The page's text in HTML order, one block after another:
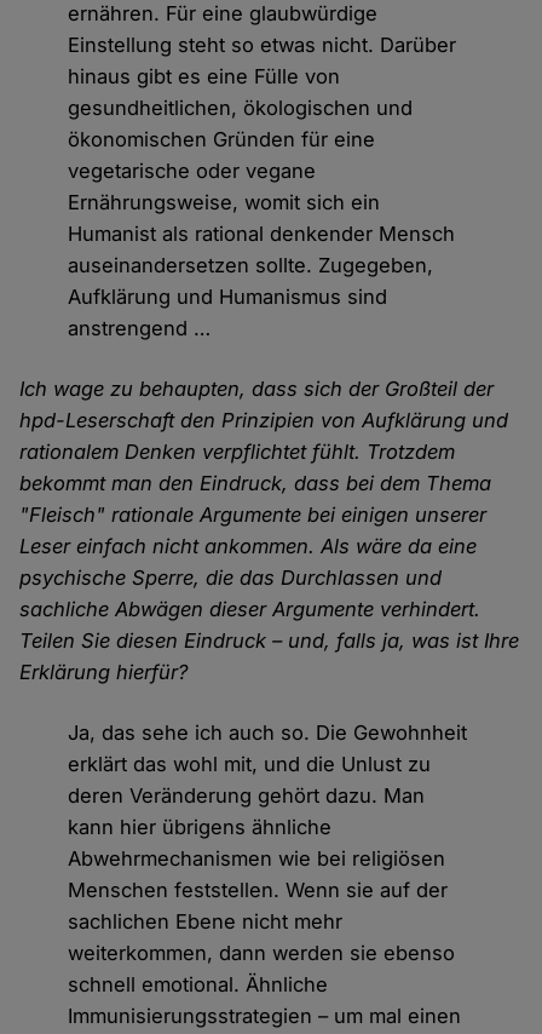
ernähren. Für eine glaubwürdige
Einstellung steht so etwas nicht. Darüber
hinaus gibt es eine Fülle von
gesundheitlichen, ökologischen und
ökonomischen Gründen für eine
vegetarische oder vegane
Ernährungsweise, womit sich ein
Humanist als rational denkender Mensch
auseinandersetzen sollte. Zugegeben,
Aufklärung und Humanismus sind
anstrengend …
Ich wage zu behaupten, dass sich der Großteil der
hpd-Leserschaft den Prinzipien von Aufklärung und
rationalem Denken verpflichtet fühlt. Trotzdem
bekommt man den Eindruck, dass bei dem Thema
"Fleisch" rationale Argumente bei einigen unserer
Leser einfach nicht ankommen. Als wäre da eine
psychische Sperre, die das Durchlassen und
sachliche Abwägen dieser Argumente verhindert.
Teilen Sie diesen Eindruck – und, falls ja, was ist Ihre
Erklärung hierfür?
Ja, das sehe ich auch so. Die Gewohnheit
erklärt das wohl mit, und die Unlust zu
deren Veränderung gehört dazu. Man
kann hier übrigens ähnliche
Abwehrmechanismen wie bei religiösen
Menschen feststellen. Wenn sie auf der
sachlichen Ebene nicht mehr
weiterkommen, dann werden sie ebenso
schnell emotional. Ähnliche
Immunisierungsstrategien – um mal einen